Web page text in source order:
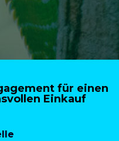
für einen
Einkauf